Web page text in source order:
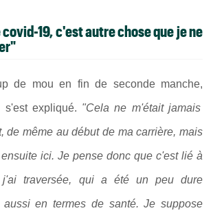
19, c'est autre chose que je ne
de mou en fin de seconde manche,
s'est expliqué. "Cela ne m'était jamais
de même au début de ma carrière, mais
ici. Je pense donc que c'est lié à
traversée, qui a été un peu dure
aussi en termes de santé. Je suppose